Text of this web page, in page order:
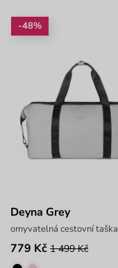
-48%
Deyna Grey
omyvatelná cestovní taška
779 Kč 1 499 Kč